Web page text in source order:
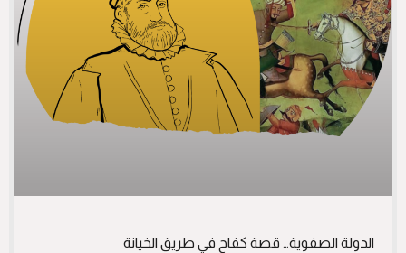
الدولة الصفوية… قصة كفاح في طريق الخيانة